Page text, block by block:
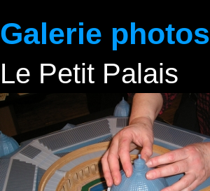
Galerie photos
Le Petit Palais